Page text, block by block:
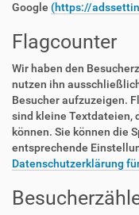
Google (https://
Flagcounter
Wir haben den
nutzen ihn
Besucher aufzuzeigen.
sind kleine Textdateien,
können. Sie können die
entsprechende
Datenschutzerklärung